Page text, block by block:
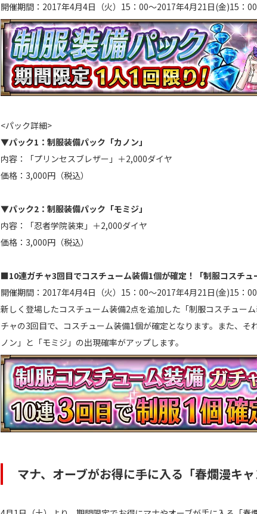
開催期間：2017年4月4日（火）15：00～2017年4月21日(金)15：
<パック詳細>
▼パック1：制服装備パック「カノン」
内容：「プリンセスブレザー」＋2,000ダイヤ
価格：3,000円（税込）
▼パック2：制服装備パック「モミジ」
内容：「忍者学院装束」＋2,000ダイヤ
価格：3,000円（税込）
■10連ガチャ3回目でコスチューム装備1個が確定！「制服コスチュ
開催期間：2017年4月4日（火）15：00～2017年4月21日(金)15：
新しく登場したコスチューム装備2点を追加した「制服コスチュー
チャの3回目で、コスチューム装備1個が確定となります。また、そ
ノン」と「モミジ」の出現確率がアップします。
マナ、オーブがお得に手に入る「春爛漫キャ